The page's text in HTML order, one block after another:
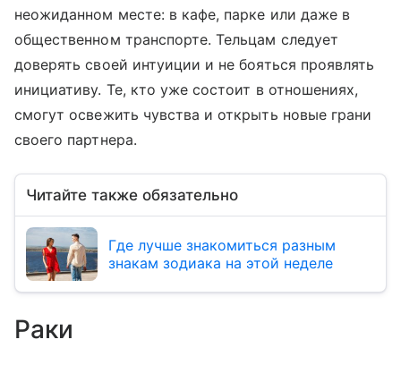
неожиданном месте: в кафе, парке или даже в
общественном транспорте. Тельцам следует
доверять своей интуиции и не бояться проявлять
инициативу. Те, кто уже состоит в отношениях,
смогут освежить чувства и открыть новые грани
своего партнера.
Читайте также обязательно
Где лучше знакомиться разным
знакам зодиака на этой неделе
Раки